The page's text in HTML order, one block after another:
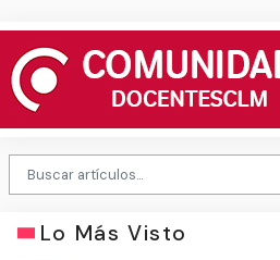
Lo Más Visto